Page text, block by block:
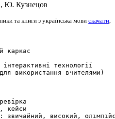
Ю. Кузнецов
та книги з українська мови скачати,